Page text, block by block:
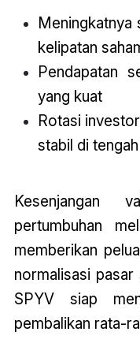
Meningkatnya
kelipatan
Pendapatan
yang kuat
Rotasi
stabil di
Kesenjangan
pertumbuhan
memberikan
normalisasi
SPYV siap
pembalikan rata-